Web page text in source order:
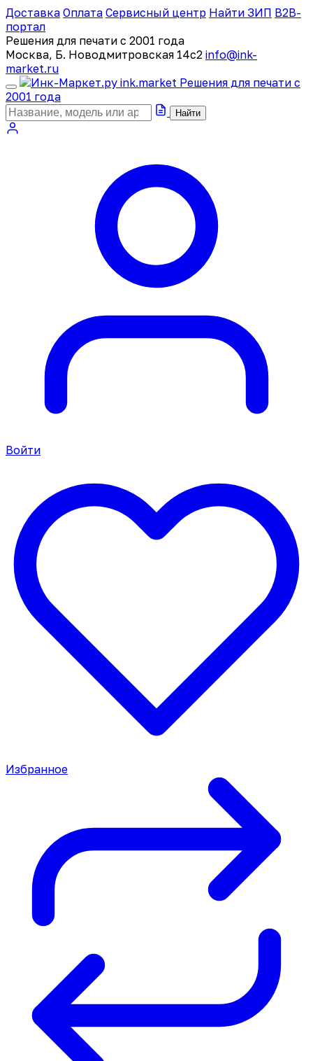
Доставка Оплата Сервисный центр Найти ЗИП B2B-
портал
Решения для печати с 2001 года
Москва, Б. Новодмитровская 14с2 info@ink-
market.ru
ink.market Решения для печати с
2001 года
Найти
Войти
Избранное